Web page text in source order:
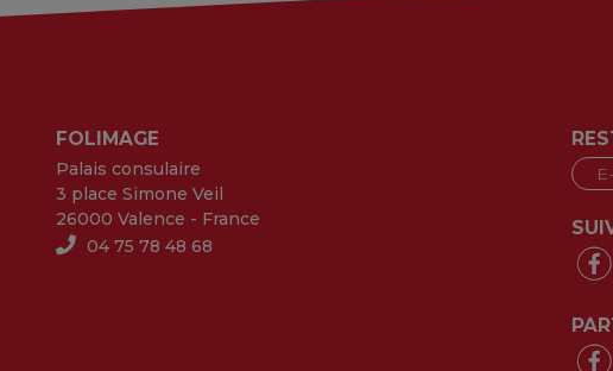
FOLIMAGE
Palais consulaire
3 place Simone Veil
26000 Valence - France
04 75 78 48 68